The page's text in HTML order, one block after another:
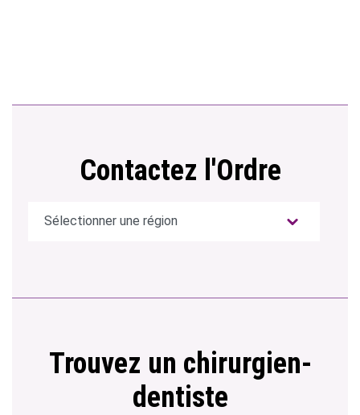
Contactez l'Ordre
Trouvez un chirurgien-
dentiste